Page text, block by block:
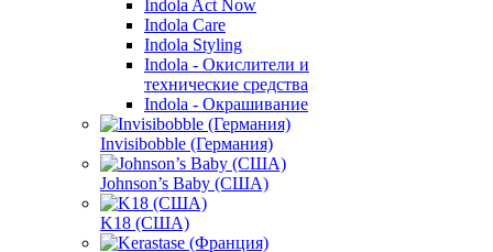
Indola Act Now
Indola Care
Indola Styling
Indola - Окислители и
технические средства
Indola - Окрашивание
Invisibobble (Германия)
Johnson’s Baby (США)
K18 (США)